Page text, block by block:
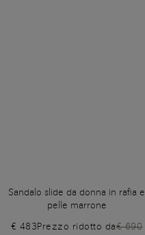
Sandalo slide da donna in rafia e
pelle marrone
€ 483Prezzo ridotto da€ 690